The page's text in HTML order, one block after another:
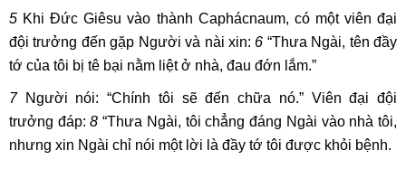
5 Khi Đức Giêsu vào thành Caphácnaum, có một viên đại
đội trưởng đến gặp Người và nài xin: 6 “Thưa Ngài, tên đầy
tớ của tôi bị tê bại nằm liệt ở nhà, đau đớn lắm.”
7Người nói: “Chính tôi sẽ đến chữa nó.” Viên đại đội
trưởng đáp:8 “Thưa Ngài, tôi chẳng đáng Ngài vào nhà tôi,
nhưng xin Ngài chỉ nói một lời là đầy tớ tôi được khỏi bệnh.